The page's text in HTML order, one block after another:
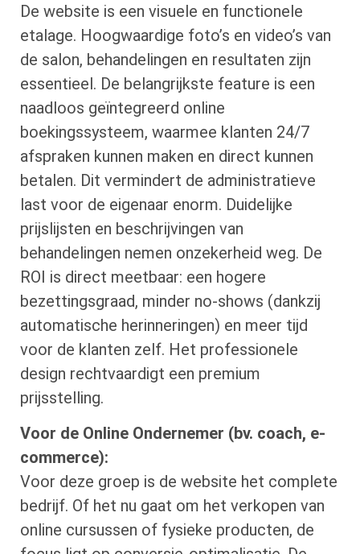
De website is een visuele en functionele
etalage. Hoogwaardige foto’s en video’s van
de salon, behandelingen en resultaten zijn
essentieel. De belangrijkste feature is een
naadloos geïntegreerd online
boekingssysteem, waarmee klanten 24/7
afspraken kunnen maken en direct kunnen
betalen. Dit vermindert de administratieve
last voor de eigenaar enorm. Duidelijke
prijslijsten en beschrijvingen van
behandelingen nemen onzekerheid weg. De
ROI is direct meetbaar: een hogere
bezettingsgraad, minder no-shows (dankzij
automatische herinneringen) en meer tijd
voor de klanten zelf. Het professionele
design rechtvaardigt een premium
prijsstelling.
Voor de Online Ondernemer (bv. coach, e-
commerce):
Voor deze groep is de website het complete
bedrijf. Of het nu gaat om het verkopen van
online cursussen of fysieke producten, de